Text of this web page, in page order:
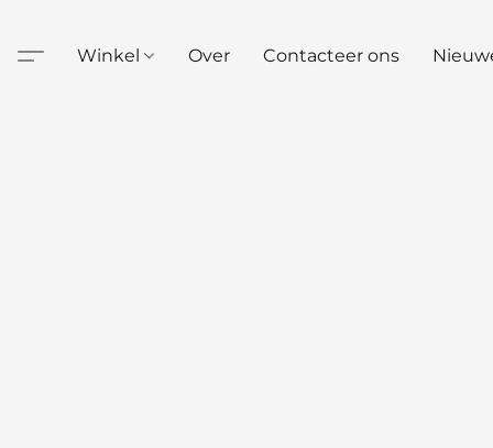
Winkel Over Contacteer ons